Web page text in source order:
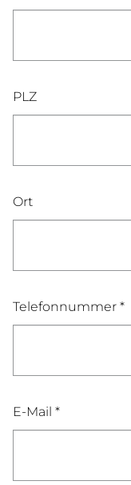
PLZ
Ort
Telefonnummer *
E-Mail *